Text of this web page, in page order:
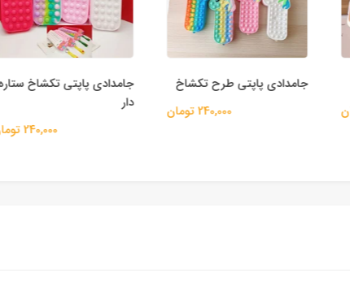
جامدادی پاپتی طرح تکشاخ
240,000 تومان
جامدادی پاپتی تکشاخ ستاره
دار
240,000 تومان